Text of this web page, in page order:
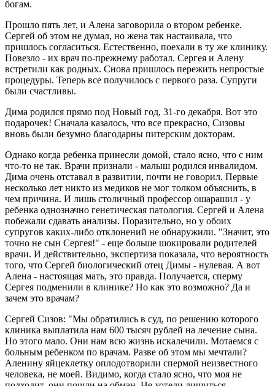
богам.
Прошло пять лет, и Алена заговорила о втором ребенке.
Сергей об этом не думал, но жена так настаивала, что
пришлось согласиться. Естественно, поехали в ту же клинику.
Повезло - их врач по-прежнему работал. Сергея и Алену
встретили как родных. Снова пришлось пережить непростые
процедуры. Теперь все получилось с первого раза. Супруги
были счастливы.
Дима родился прямо под Новый год, 31-го декабря. Вот это
подарочек! Сначала казалось, что все прекрасно, Сизовы
вновь были безумно благодарны питерским докторам.
Однако когда ребенка принесли домой, стало ясно, что с ним
что-то не так. Врачи признали - малыш родился инвалидом.
Дима очень отставал в развитии, почти не говорил. Первые
несколько лет никто из медиков не мог толком объяснить, в
чем причина. И лишь столичный профессор ошарашил - у
ребенка однозначно генетическая патология. Сергей и Алена
побежали сдавать анализы. Поразительно, но у обоих
супругов каких-либо отклонений не обнаружили. "Значит, это
точно не сын Сергея!" - еще больше шокировали родителей
врачи. И действительно, экспертиза показала, что вероятность
того, что Сергей биологический отец Димы - нулевая. А вот
Алена - настоящая мать, это правда. Получается, сперму
Сергея подменили в клинике? Но как это возможно? Да и
зачем это врачам?
Сергей Сизов: "Мы обратились в суд, по решению которого
клиника выплатила нам 600 тысяч рублей на лечение сына.
Но этого мало. Они нам всю жизнь искалечили. Мотаемся с
больным ребенком по врачам. Разве об этом мы мечтали?
Аленину яйцеклетку оплодотворили спермой неизвестного
человека, не моей. Видимо, когда стало ясно, что моя не